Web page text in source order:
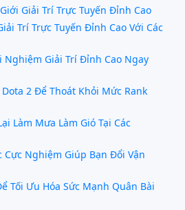
Giải Trí Trực Tuyến Đỉnh Cao
Trí Trực Tuyến Đỉnh Cao Với Các
Giải Trí Đỉnh Cao Ngay
2 Để Thoát Khỏi Mức Rank
Làm Mưa Làm Gió Tại Các
Cực Nghiệm Giúp Bạn Đổi Vận
Tối Ưu Hóa Sức Mạnh Quân Bài